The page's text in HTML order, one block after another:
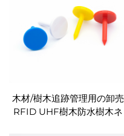
木材/樹木追跡管理用の卸売
RFID UHF樹木防水樹木ネ